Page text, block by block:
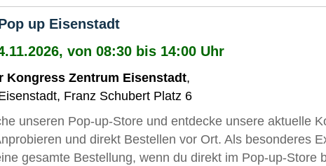
up Eisenstadt
von 08:30 bis 14:00 Uhr
Kongress Zentrum Eisenstadt,
, Franz Schubert Platz 6
unseren Pop-up-Store und entdecke unsere aktuelle
und direkt Bestellen vor Ort. Als besonderes
gesamte Bestellung, wenn du direkt im Pop-up-Store